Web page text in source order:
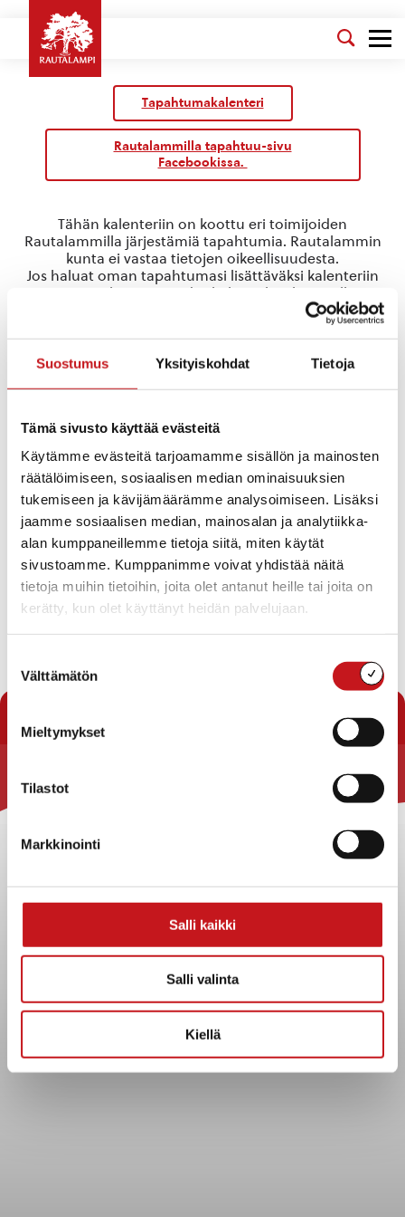
Suostumus Yksityiskohdat Tietoja
Tämä sivusto käyttää evästeitä
Käytämme evästeitä tarjoamamme sisällön ja mainosten
räätälöimiseen, sosiaalisen median ominaisuuksien
tukemiseen ja kävijämäärämme analysoimiseen. Lisäksi
jaamme sosiaalisen median, mainosalan ja analytiikka-
alan kumppaneillemme tietoja siitä, miten käytät
sivustoamme. Kumppanimme voivat yhdistää näitä
tietoja muihin tietoihin, joita olet antanut heille tai joita on
kerätty, kun olet käyttänyt heidän palvelujaan.
valinta
Välttämätön
Mieltymykset
Tilastot
Markkinointi
Salli kaikki
Salli valinta
Kiellä
Tapahtumakalenteri
Rautalammilla tapahtuu-sivu
Facebookissa.
Rautalammin Martat
Tapahtumat Rautalammin Martat
Tapahtumat
NoticeEi tuloksia.
Etsi
aja
Näkymät
navigointi
Etsi
ShowLista
Tuleva
Valitse
päivä.
EdellisetTapahtumat Tänään
Seuraavat
Tähän kalenteriin on koottu eri toimijoiden
Rautalammilla järjestämiä tapahtumia. Rautalammin
kunta ei vastaa tietojen oikeellisuudesta.
Jos haluat oman tapahtumasi lisättäväksi kalenteriin
jätä tapahtuman tiedot linkin takaa löytyvällä
Rautalammin kunta
Kuntainfo
Asiakirjajulkisuuskuvaus
Evästeet
Tietosuoja
Tietopyyntö